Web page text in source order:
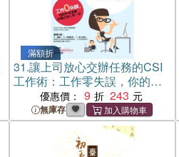
滿額折
31.讓上司放心交辦任務的CSI
工作術：工作零失誤，你的升
官加薪永遠比別人早一步
優惠價： 9 243
無庫存